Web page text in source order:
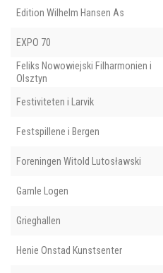
Edition Wilhelm Hansen As
EXPO 70
Feliks Nowowiejski Filharmonien i
Olsztyn
Festiviteten i Larvik
Festspillene i Bergen
Foreningen Witold Lutosławski
Gamle Logen
Grieghallen
Henie Onstad Kunstsenter